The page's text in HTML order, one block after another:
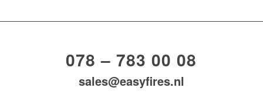
078 – 783 00 08
sales@easyfires.nl